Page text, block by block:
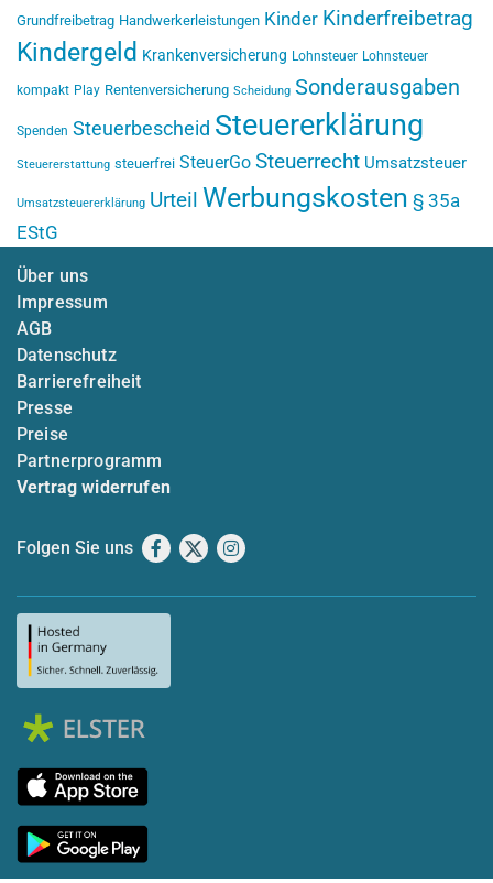
Grundfreibetrag Handwerkerleistungen Kinder Kinderfreibetrag
Kindergeld Krankenversicherung Lohnsteuer Lohnsteuer
kompakt Play Rentenversicherung Scheidung Sonderausgaben
Spenden Steuerbescheid Steuererklärung
Steuererstattung steuerfrei SteuerGo Steuerrecht Umsatzsteuer
Umsatzsteuererklärung Urteil Werbungskosten § 35a
EStG
Über uns
Impressum
AGB
Datenschutz
Barrierefreiheit
Presse
Preise
Partnerprogramm
Vertrag widerrufen
Folgen Sie uns Facebook
X Instagram